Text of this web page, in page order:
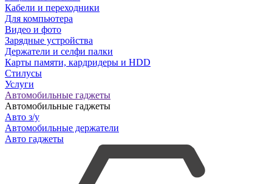
Кабели и переходники
Для компьютера
Видео и фото
Зарядные устройства
Держатели и селфи палки
Карты памяти, кардридеры и HDD
Стилусы
Услуги
Автомобильные гаджеты
Автомобильные гаджеты
Авто з/у
Автомобильные держатели
Авто гаджеты